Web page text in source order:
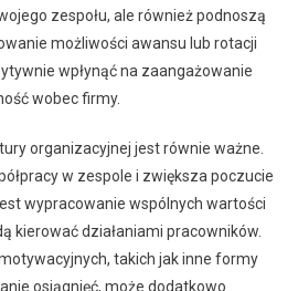
zespołu, ale również podnoszą
możliwości awansu lub rotacji
wpłynąć na zaangażowanie
wobec firmy.
organizacyjnej jest równie ważne.
w zespole i zwiększa poczucie
wypracowanie wspólnych wartości
kierować działaniami pracowników.
takich jak inne formy
osiągnięć, może dodatkowo